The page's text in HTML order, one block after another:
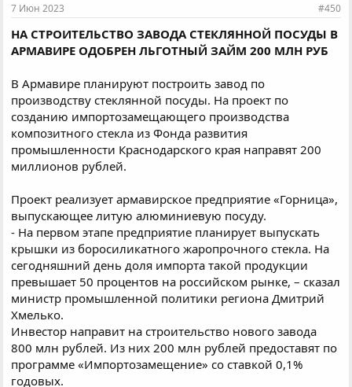
:
7 Июн 2023 #450
НА СТРОИТЕЛЬСТВО ЗАВОДА СТЕКЛЯННОЙ ПОСУДЫ В
АРМАВИРЕ ОДОБРЕН ЛЬГОТНЫЙ ЗАЙМ 200 МЛН РУБ
В Армавире планируют построить завод по
производству стеклянной посуды. На проект по
созданию импортозамещающего производства
композитного стекла из Фонда развития
промышленности Краснодарского края направят 200
миллионов рублей.
Проект реализует армавирское предприятие «Горница»,
выпускающее литую алюминиевую посуду.
- На первом этапе предприятие планирует выпускать
крышки из боросиликатного жаропрочного стекла. На
сегодняшний день доля импорта такой продукции
превышает 50 процентов на российском рынке, – сказал
министр промышленной политики региона Дмитрий
Хмелько.
Инвестор направит на строительство нового завода
800 млн рублей. Из них 200 млн рублей предоставят по
программе «Импортозамещение» со ставкой 0,1%
годовых.